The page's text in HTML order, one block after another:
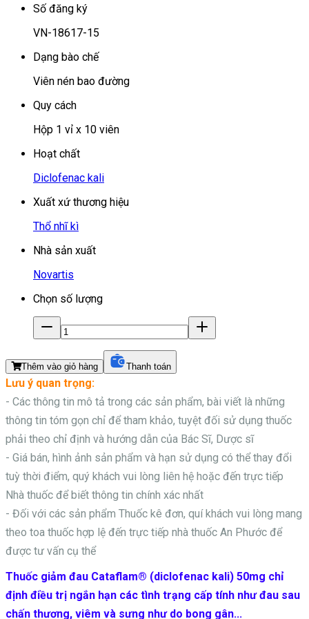
Số đăng ký
VN-18617-15
Dạng bào chế
Viên nén bao đường
Quy cách
Hộp 1 vỉ x 10 viên
Hoạt chất
Diclofenac kali
Xuất xứ thương hiệu
Thổ nhĩ kì
Nhà sản xuất
Novartis
Chọn số lượng
Thêm vào giỏ hàng Thanh toán
Lưu ý quan trọng:
- Các thông tin mô tả trong các sản phẩm, bài viết là những
thông tin tóm gọn chỉ để tham khảo, tuyệt đối sử dụng thuốc
phải theo chỉ định và hướng dẫn của Bác Sĩ, Dược sĩ
- Giá bán, hình ảnh sản phẩm và hạn sử dụng có thể thay đổi
tuỳ thời điểm, quý khách vui lòng liên hệ hoặc đến trực tiếp
Nhà thuốc để biết thông tin chính xác nhất
- Đối với các sản phẩm Thuốc kê đơn, quí khách vui lòng mang
theo toa thuốc hợp lệ đến trực tiếp nhà thuốc An Phước để
được tư vấn cụ thể
Thuốc giảm đau Cataflam® (diclofenac kali) 50mg chỉ
định điều trị ngắn hạn các tình trạng cấp tính như đau sau
chấn thương, viêm và sưng như do bong gân...